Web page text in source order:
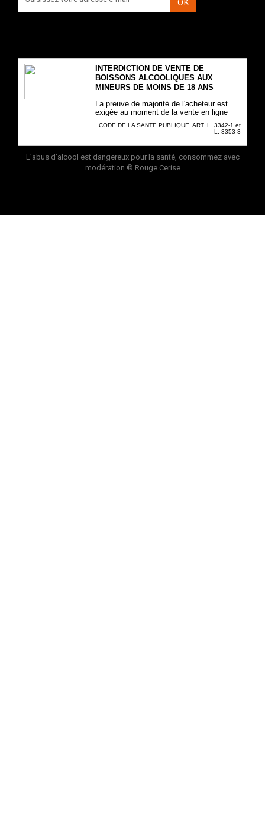
OK
INTERDICTION DE VENTE DE
BOISSONS ALCOOLIQUES AUX
MINEURS DE MOINS DE 18 ANS
La preuve de majorité de l'acheteur est
exigée au moment de la vente en ligne
CODE DE LA SANTE PUBLIQUE, ART. L. 3342-1 et
L. 3353-3
L’abus d’alcool est dangereux pour la santé, consommez avec
modération © Rouge Cerise